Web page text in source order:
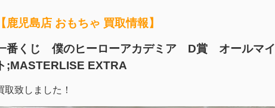
【鹿児島店 おもちゃ 買取情報】
番くじ 僕のヒーローアカデミア D賞 オールマイ
ト;MASTERLISE EXTRA
取致しました！